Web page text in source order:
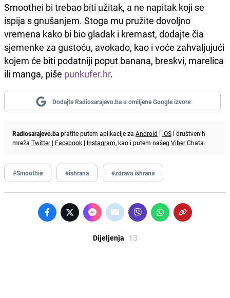
Smoothei bi trebao biti užitak, a ne napitak koji se
ispija s gnušanjem. Stoga mu pružite dovoljno
vremena kako bi bio gladak i kremast, dodajte čia
sjemenke za gustoću, avokado, kao i voće zahvaljujući
kojem će biti podatniji poput banana, breskvi, marelica
ili manga, piše punkufer.hr.
Dodajte Radiosarajevo.ba u omiljene Google izvore
Radiosarajevo.bapratite putem aplikacije za Android | iOS i društvenih
mreža Twitter | Facebook | Instagram, kao i putem našeg ViberChata.
#Smoothie #ishrana #zdrava ishrana
Dijeljenja 13